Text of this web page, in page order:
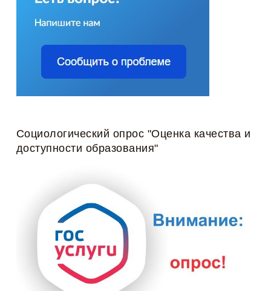
Социологический опрос "Оценка качества и
доступности образования"